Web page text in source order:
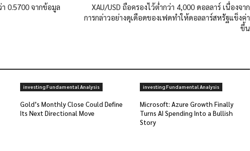
0.5700 จากข้อมูล
XAU/USD ถือครองไว้ต่ำกว่า 4,000 ดอลลาร์ เนื่องจาก
การกล่าวอย่างดุเดือดของเฟดทำให้ดอลลาร์สหรัฐแข็งค่า
ขึ้น
investing Fundamental Analysis
Gold’s Monthly Close Could Define
Its Next Directional Move
investing Fundamental Analysis
Microsoft: Azure Growth Finally
Turns AI Spending Into a Bullish
Story